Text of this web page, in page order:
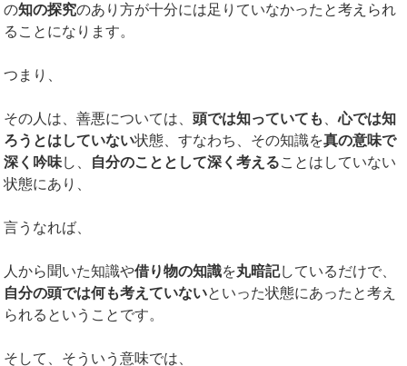
の知の探究のあり方が十分には足りていなかったと考えられ
ることになります。
つまり、
その人は、善悪については、頭では知っていても 、心では知
ろうとはしていない状態、すなわち、その知識を真の意味で
深く吟味し、 自分のこととして深く考えることはしていない
状態にあり、
言うなれば、
人から聞いた知識や借り物の知識を丸暗記しているだけで、
自分の頭では何も考えていないといった状態にあったと考え
られるということです。
そして、そういう意味では、